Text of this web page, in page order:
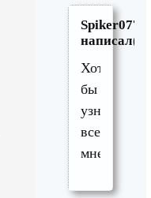
Spiker0777
Хотелось
бы
узнать
всеобщее
мнение